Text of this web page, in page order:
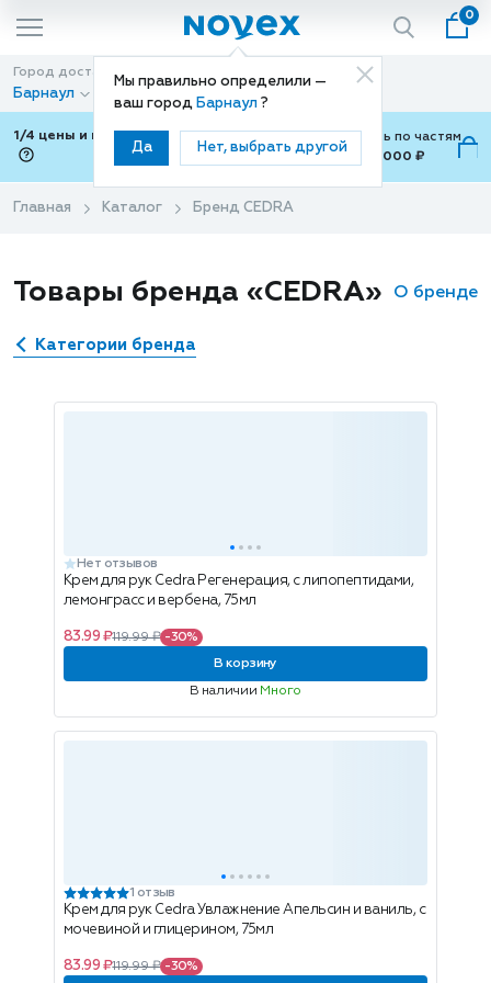
Мы правильно определили —
ваш город Барнаул ?
Да Нет, выбрать другой
0
Город доставки
Барнаул
Способ доставки
Доставка
1/4 цены и покупки ваши с Подели
Можно оплатить по частям
от 700 ₽ до 15,000 ₽
Главная Каталог Бренд CEDRA
Товары бренда «CEDRA» О бренде
Категории бренда
Нет отзывов
Крем для рук Cedra Регенерация, с липопептидами,
лемонграсс и вербена, 75мл
83.99 ₽119.99 ₽ -30%
В корзину
В наличии Много
1 отзыв
Крем для рук Cedra Увлажнение Апельсин и ваниль, с
мочевиной и глицерином, 75мл
83.99 ₽119.99 ₽ -30%